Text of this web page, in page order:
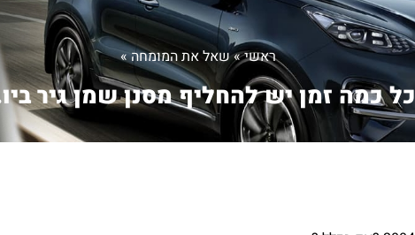
ראשי»שאל את המומחה»
כל כמה זמן יש להחליף מסנן שמן גיר